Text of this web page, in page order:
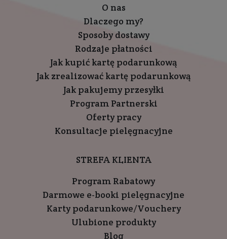
O nas
Dlaczego my?
Sposoby dostawy
Rodzaje płatności
Jak kupić kartę podarunkową
Jak zrealizować kartę podarunkową
Jak pakujemy przesyłki
Program Partnerski
Oferty pracy
Konsultacje pielęgnacyjne
STREFA KLIENTA
Program Rabatowy
Darmowe e-booki pielęgnacyjne
Karty podarunkowe/Vouchery
Ulubione produkty
Blog